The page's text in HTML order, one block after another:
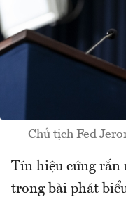
Chủ tịch Fed
Tín hiệu cứng rắn
trong bài phát